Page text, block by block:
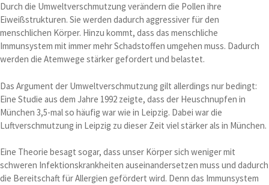
Durch die Umweltverschmutzung verändern die Pollen ihre
Eiweißstrukturen. Sie werden dadurch aggressiver für den
menschlichen Körper. Hinzu kommt, dass das menschliche
Immunsystem mit immer mehr Schadstoffen umgehen muss. Dadurch
werden die Atemwege stärker gefordert und belastet.
Das Argument der Umweltverschmutzung gilt allerdings nur bedingt:
Eine Studie aus dem Jahre 1992 zeigte, dass der Heuschnupfen in
München 3,5-mal so häufig war wie in Leipzig. Dabei war die
Luftverschmutzung in Leipzig zu dieser Zeit viel stärker als in München.
Eine Theorie besagt sogar, dass unser Körper sich weniger mit
schweren Infektionskrankheiten auseinandersetzen muss und dadurch
die Bereitschaft für Allergien gefördert wird. Denn das Immunsystem